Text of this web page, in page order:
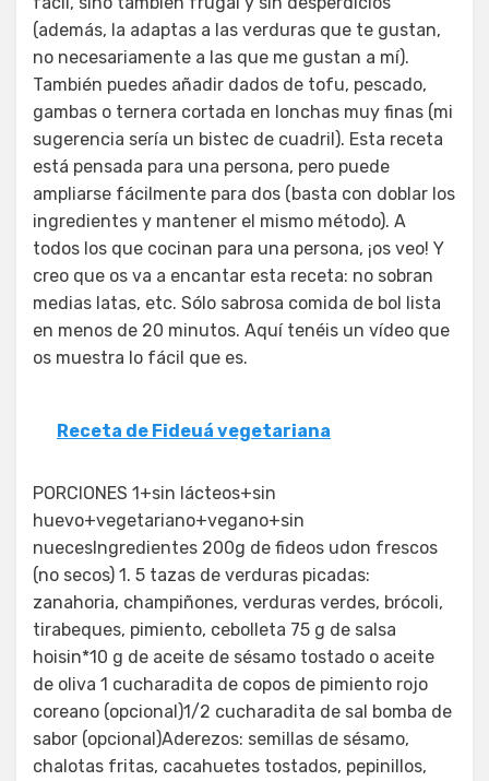
(además, la adaptas a las verduras que te gustan,
no necesariamente a las que me gustan a mí).
También puedes añadir dados de tofu, pescado,
gambas o ternera cortada en lonchas muy finas (mi
sugerencia sería un bistec de cuadril). Esta receta
está pensada para una persona, pero puede
ampliarse fácilmente para dos (basta con doblar los
ingredientes y mantener el mismo método). A
todos los que cocinan para una persona, ¡os veo! Y
creo que os va a encantar esta receta: no sobran
medias latas, etc. Sólo sabrosa comida de bol lista
en menos de 20 minutos. Aquí tenéis un vídeo que
os muestra lo fácil que es.
Receta de Fideuá vegetariana
PORCIONES 1+sin lácteos+sin
huevo+vegetariano+vegano+sin
nuecesIngredientes 200g de fideos udon frescos
(no secos) 1. 5 tazas de verduras picadas:
zanahoria, champiñones, verduras verdes, brócoli,
tirabeques, pimiento, cebolleta 75 g de salsa
hoisin*10 g de aceite de sésamo tostado o aceite
de oliva 1 cucharadita de copos de pimiento rojo
coreano (opcional)1/2 cucharadita de sal bomba de
sabor (opcional)Aderezos: semillas de sésamo,
chalotas fritas, cacahuetes tostados, pepinillos,